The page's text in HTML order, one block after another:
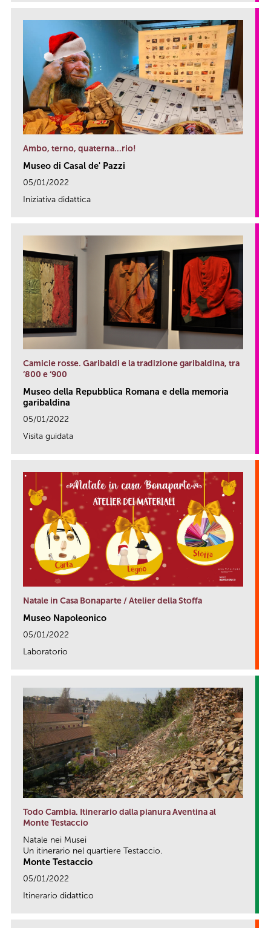
Ambo, terno, quaterna…rio!
Museo di Casal de' Pazzi
05/01/2022
Iniziativa didattica
Camicie rosse. Garibaldi e la tradizione garibaldina, tra
‘800 e ‘900
Museo della Repubblica Romana e della memoria
garibaldina
05/01/2022
Visita guidata
Natale in Casa Bonaparte / Atelier della Stoffa
Museo Napoleonico
05/01/2022
Laboratorio
Todo Cambia. Itinerario dalla pianura Aventina al
Monte Testaccio
Natale nei Musei
Un itinerario nel quartiere Testaccio.
Monte Testaccio
05/01/2022
Itinerario didattico